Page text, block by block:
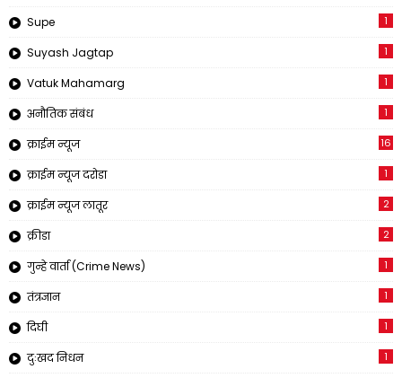
Supe 1
Suyash Jagtap 1
Vatuk Mahamarg 1
अनौतिक संबंध 1
क्राईम न्यूज 16
क्राईम न्यूज दरोडा 1
क्राईम न्यूज लातूर 2
क्रीडा 2
गुन्हे वार्ता (Crime News) 1
तंत्रज्ञान 1
दिघी 1
दुःखद निधन 1